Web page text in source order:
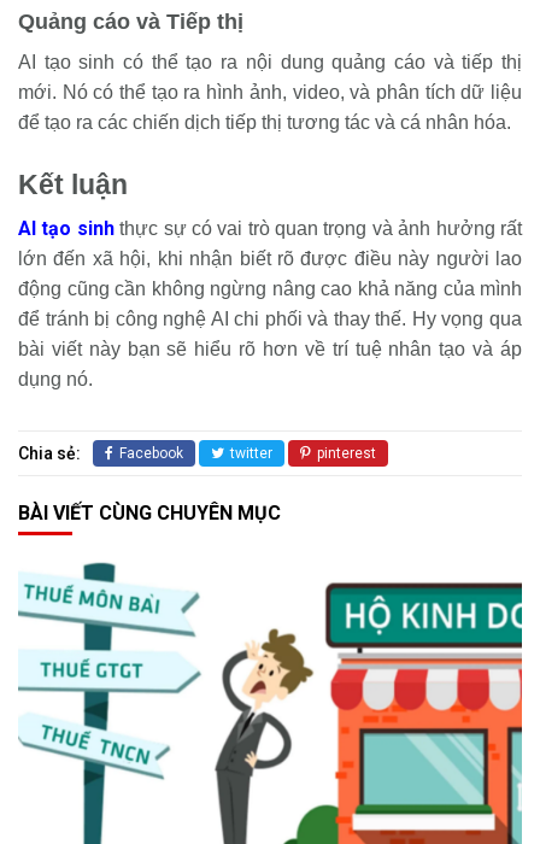
Quảng cáo và Tiếp thị
AI tạo sinh có thể tạo ra nội dung quảng cáo và tiếp thị
mới. Nó có thể tạo ra hình ảnh, video, và phân tích dữ liệu
để tạo ra các chiến dịch tiếp thị tương tác và cá nhân hóa.
Kết luận
AI tạo sinhthực sự có vai trò quan trọng và ảnh hưởng rất
lớn đến xã hội, khi nhận biết rõ được điều này người lao
động cũng cần không ngừng nâng cao khả năng của mình
để tránh bị công nghệ AI chi phối và thay thế. Hy vọng qua
bài viết này bạn sẽ hiểu rõ hơn về trí tuệ nhân tạo và áp
dụng nó.
Chia sẻ: Facebook twitter pinterest
BÀI VIẾT CÙNG CHUYÊN MỤC